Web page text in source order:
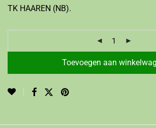
TK HAAREN (NB).
Toevoegen aan